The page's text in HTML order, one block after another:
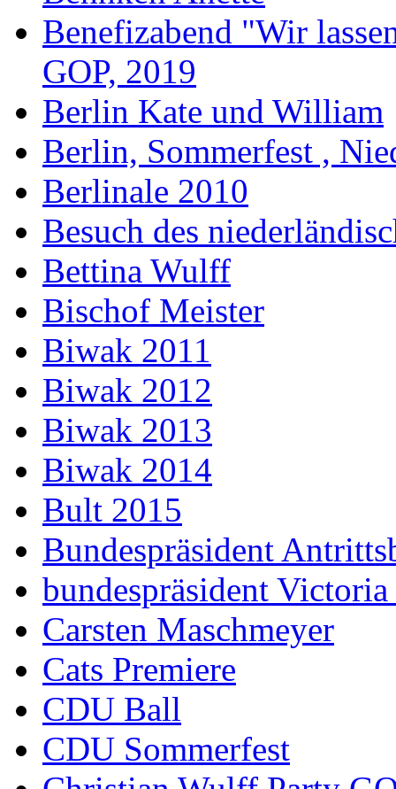
Benefizabend "Wir
GOP, 2019
Berlin Kate und William
Berlin, Sommerfest ,
Berlinale 2010
Besuch des
Bettina Wulff
Bischof Meister
Biwak 2011
Biwak 2012
Biwak 2013
Biwak 2014
Bult 2015
Bundespräsident
bundespräsident
Carsten Maschmeyer
Cats Premiere
CDU Ball
CDU Sommerfest